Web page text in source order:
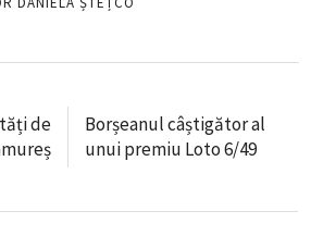
de
Borșeanul câștigător al
unui premiu Loto 6/49